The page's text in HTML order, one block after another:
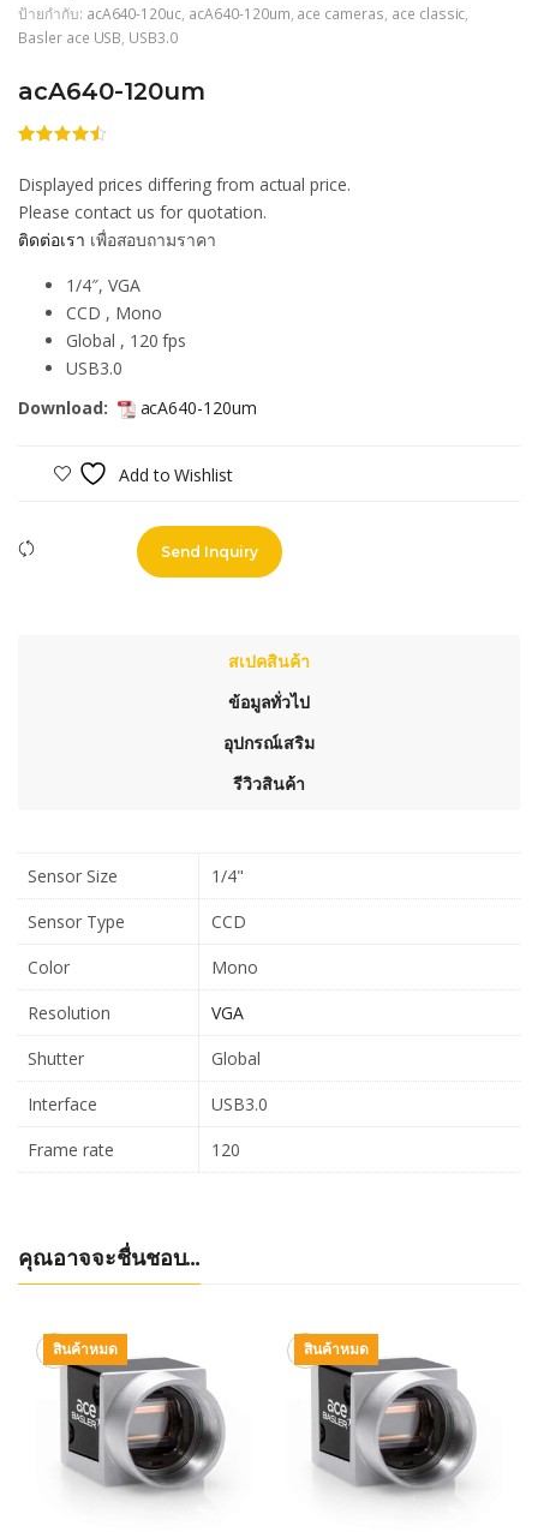
ป้ายกำกับ: acA640-120uc acA640-120um ace cameras ace classic
Basler ace USB USB3.0
acA640-120um
คะแนน
4.46จาก
5 คะแนน
การให้
ของลูกค้า
Displayed prices differing from actual price.
Please contact us for quotation.
ติดต่อเรา เพื่อสอบถามราคา
1/4″, VGA
CCD , Mono
Global , 120 fps
USB3.0
Download:
acA640-120um
Add to Wishlist
Send Inquiry
สเปคสินค้า
ข้อมูลทั่วไป
อุปกรณ์เสริม
รีวิวสินค้า
Sensor Size
1/4"
Sensor Type
CCD
Color
Mono
Resolution
VGA
Shutter
Global
Interface
USB3.0
Frame rate
120
คุณอาจจะชื่นชอบ…
สินค้าหมด สินค้าหมด